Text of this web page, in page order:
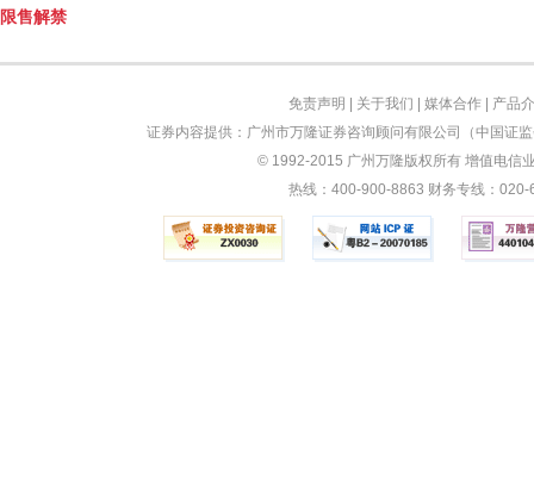
限售解禁
免责声明 关于我们 媒体合作
产品
证券内容提供：广州市万隆证券咨询顾问有限公司（中国证
© 1992-2015 广州万隆版权所有 增值电信
热线：400-900-8863 财务专线：